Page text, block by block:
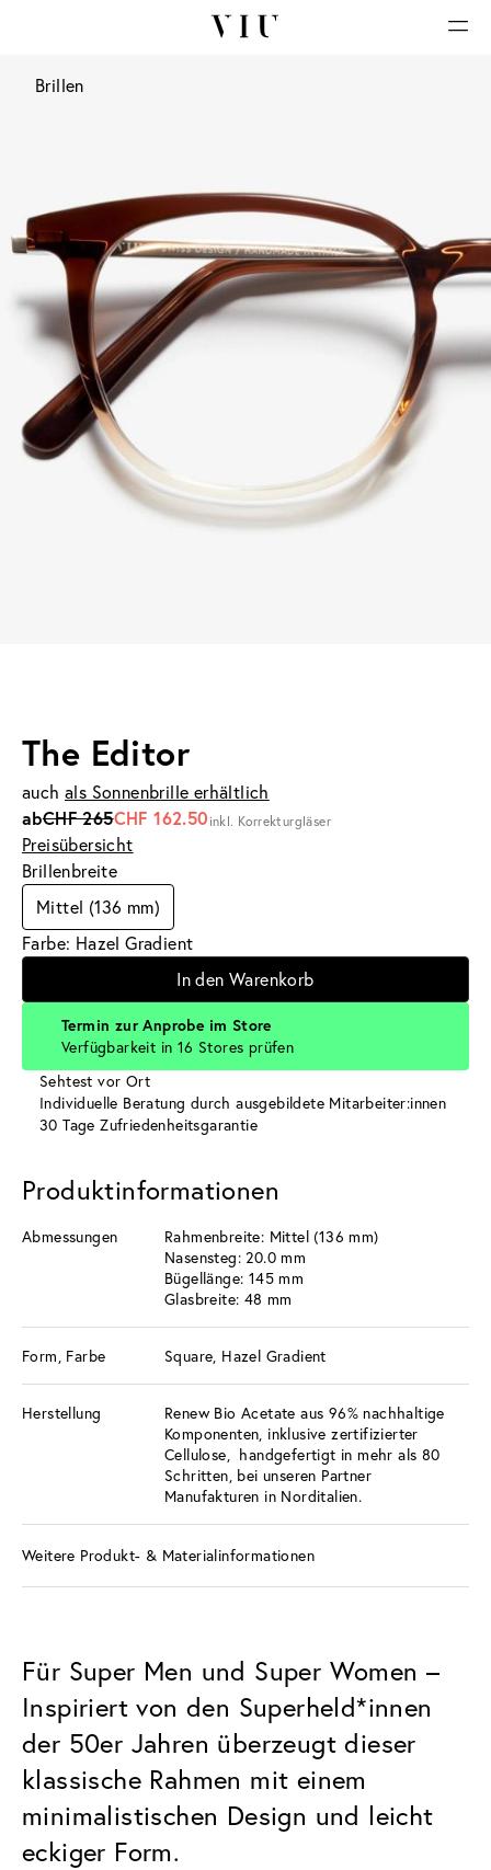
Brillen
The Editor
auch als Sonnenbrille erhältlich
abCHF 265CHF 162.50 inkl. Korrekturgläser
Preisübersicht
Brillenbreite
Mittel (136 mm)
Farbe: Hazel Gradient
In den Warenkorb
Termin zur Anprobe im Store
Verfügbarkeit in 16 Stores prüfen
Sehtest vor Ort
Individuelle Beratung durch ausgebildete Mitarbeiter:innen
30 Tage Zufriedenheitsgarantie
Produktinformationen
Abmessungen
Rahmenbreite: Mittel (136 mm)
Nasensteg: 20.0 mm
Bügellänge: 145 mm
Glasbreite: 48 mm
Form, Farbe Square, Hazel Gradient
Herstellung
Renew Bio Acetate aus 96% nachhaltige
Komponenten, inklusive zertifizierter
Cellulose, handgefertigt in mehr als 80
Schritten, bei unseren Partner
Manufakturen in Norditalien.
Weitere Produkt- & Materialinformationen
Für Super Men und Super Women –
Inspiriert von den Superheld*innen
der 50er Jahren überzeugt dieser
klassische Rahmen mit einem
minimalistischen Design und leicht
eckiger Form.